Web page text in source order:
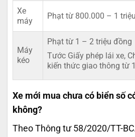
Xe
máy
Phạt từ 800.000 – 1
Máy
kéo
Phạt từ 1 – 2 triệu đồng
Tước Giấy phép lái xe,
kiến thức giao thông từ
Xe mới mua chưa có biển số
không?
Theo Thông tư 58/2020/TT-